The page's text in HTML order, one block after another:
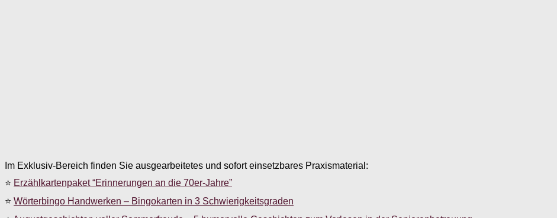
Im Exklusiv-Bereich finden Sie ausgearbeitetes und sofort einsetzbares Praxismaterial:
⭐ Erzählkartenpaket “Erinnerungen an die 70er-Jahre”
⭐ Wörterbingo Handwerken – Bingokarten in 3 Schwierigkeitsgraden